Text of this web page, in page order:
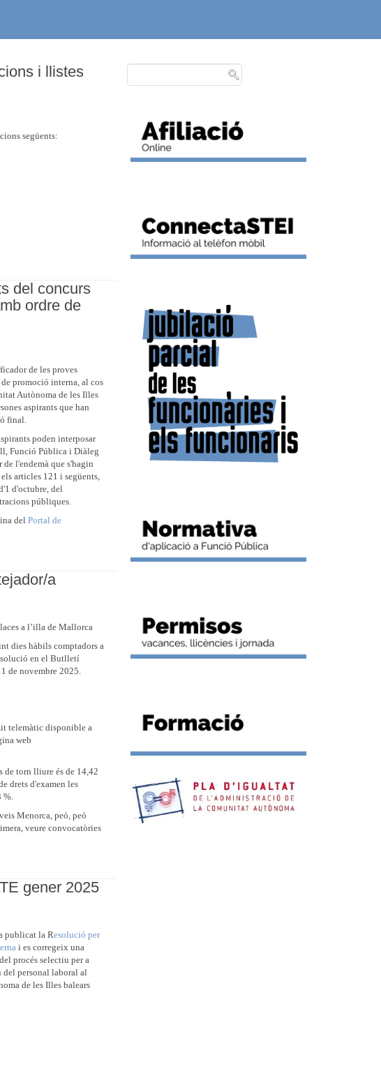
i llistes
següents:
del concurs
ordre de
de les proves
promoció interna, al cos
Autònoma de les Illes
aspirants que han
final.
poden interposar
Funció Pública i Diàleg
l'endemà que s'hagin
articles 121 i següents,
d'octubre, del
públiques.
del Portal de
a
a l’illa de Mallorca
dies hàbils comptadors a
en el Butlletí
de novembre 2025.
telemàtic disponible a
web
de torn lliure és de 14,42
drets d'examen les
%.
Menorca, peó, peó
veure convocatòries
gener 2025
publicat la Resolució per
i es corregeix una
procés selectiu per a
del personal laboral al
de les Illes balears